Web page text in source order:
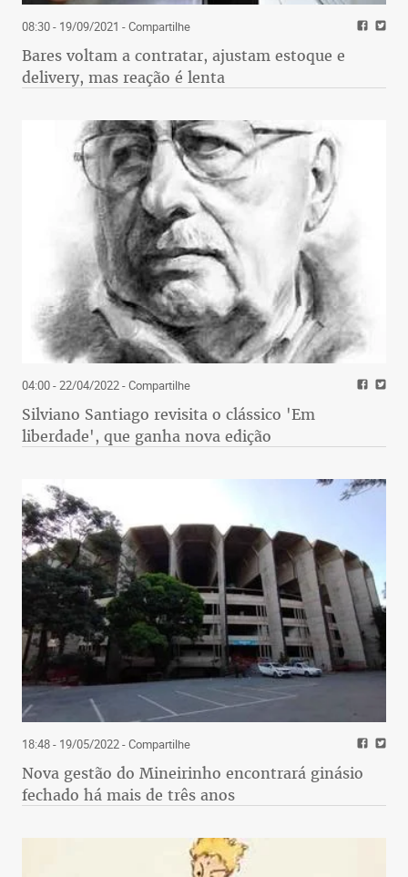
08:30 - 19/09/2021 - Compartilhe
Bares voltam a contratar, ajustam estoque e
delivery, mas reação é lenta
04:00 - 22/04/2022- Compartilhe
Silviano Santiago revisita o clássico 'Em
liberdade', que ganha nova edição
18:48 - 19/05/2022- Compartilhe
Nova gestão do Mineirinho encontrará ginásio
fechado há mais de três anos